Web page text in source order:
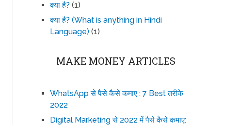
क्या है? (1)
क्या है? (What is anything in Hindi
Language)(1)
MAKE MONEY ARTICLES
WhatsApp से पैसे कैसे कमाए : 7 Best तरीके
2022
Digital Marketing से 2022 में पैसे कैसे कमाए: